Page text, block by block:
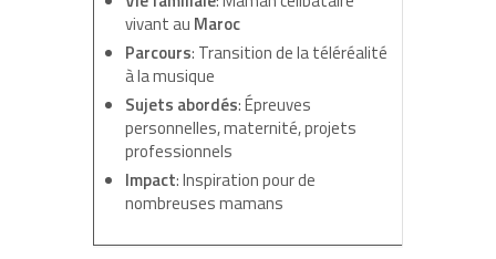
vivant au Maroc
Parcours: Transition de la téléréalité
à la musique
Sujets abordés: Épreuves
personnelles, maternité, projets
professionnels
Impact: Inspiration pour de
nombreuses mamans